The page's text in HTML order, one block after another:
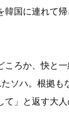
国に連れて帰
ろか、快と
ソハ。根拠も
」と返す大